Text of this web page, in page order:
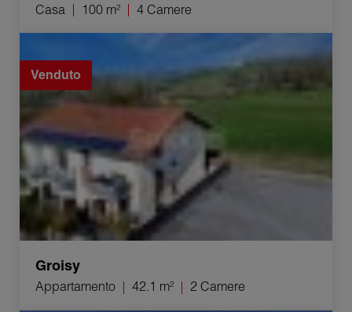
Casa 100 m² 4 Camere
Vendita Appartamento Groisy 2 Camere 42.1 m²
Venduto
Groisy
Appartamento 42.1 m² 2 Camere